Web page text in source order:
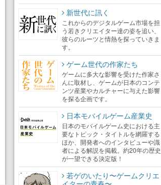
新世代に訊く
これからのデジタルゲーム市場を担
う若きクリエイター達の姿を追い、
彼らのルーツと情熱を探っていきま
す。
ゲーム世代の作家たち
ゲームに多大な影響を受けた作家さ
んに取材し、ゲームが日本のコンテ
ンツ産業やカルチャーに与えた影響
を探る企画です。
日本モバイルゲーム産業史
日本のモバイルゲーム史における主
要なトピック・タイトルを網羅する
ほか、開発者へのインタビューや識
者による解説を掲載。約20年の歴史
が一望できる決定版！
若ゲのいたり〜ゲームクリエ